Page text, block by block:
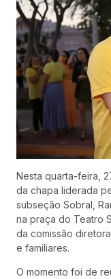
Nesta quarta-feira,
da chapa liderada
subseção Sobral,
na praça do Teatro
da comissão
e familiares.
O momento foi de